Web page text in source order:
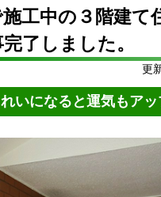
工中の３階建て
了しました。
更
いになると運気もアッ